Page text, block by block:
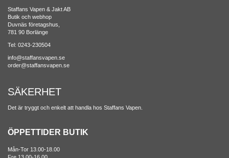
Staffans Vapen & Jakt AB
Butik och webhop
Duvnäs företagshus,
781 90 Borlänge
Tel: 0243-230504
info@staffansvapen.se
order@staffansvapen.se
SÄKERHET
Det är tryggt och enkelt att handla hos Staffans Vapen.
ÖPPETTIDER BUTIK
Mån-Tor 13.00-18.00